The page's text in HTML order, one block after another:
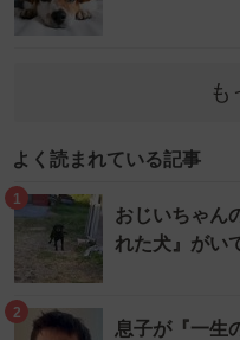
も
よく読まれている記事
1
おじいちゃん
れた犬』が
2
息子が『一生